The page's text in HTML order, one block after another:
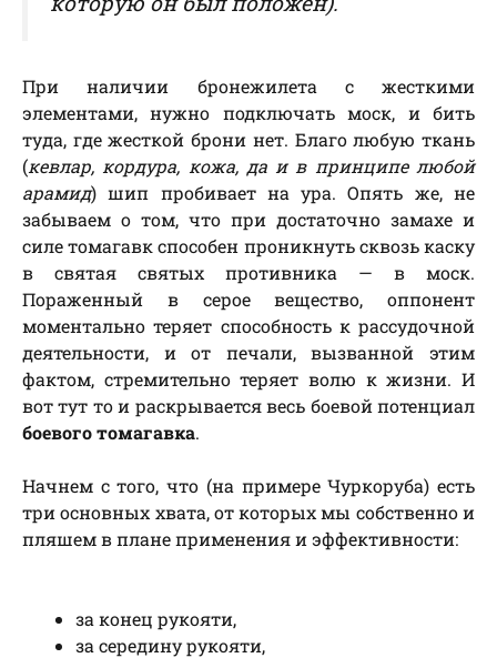
При наличии бронежилета с жесткими
элементами, нужно подключать моск, и бить
туда, где жесткой брони нет. Благо любую ткань
(кевлар, кордура, кожа, да и в принципе любой
арамид) шип пробивает на ура. Опять же, не
забываем о том, что при достаточно замахе и
силе томагавк способен проникнуть сквозь каску
в святая святых противника — в моск.
Пораженный в серое вещество, оппонент
моментально теряет способность к рассудочной
деятельности, и от печали, вызванной этим
фактом, стремительно теряет волю к жизни. И
вот тут то и раскрывается весь боевой потенциал
боевого томагавка.
Начнем с того, что (на примере Чуркоруба) есть
три основных хвата, от которых мы собственно и
пляшем в плане применения и эффективности:
за конец рукояти,
за середину рукояти,